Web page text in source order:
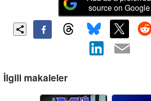
source on Google
İlgili makaleler